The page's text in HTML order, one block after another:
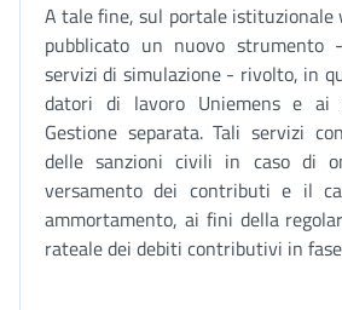
A tale fine, sul portale istituzionale
pubblicato un nuovo strumento
servizi di simulazione - rivolto, in
datori di lavoro Uniemens e ai
Gestione separata. Tali servizi
delle sanzioni civili in caso di
versamento dei contributi e il
ammortamento, ai fini della
rateale dei debiti contributivi in